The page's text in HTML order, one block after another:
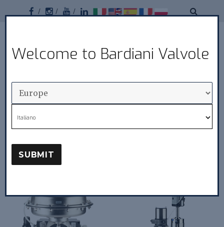
Welcome to Bardiani Valvole
Italiano
SUBMIT
Bardiani
MENU
Vannes modulantes